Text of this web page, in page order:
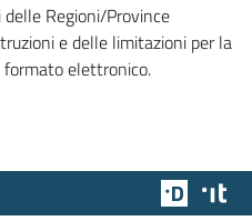
Regioni/Province
e delle limitazioni per la
elettronico.
Team